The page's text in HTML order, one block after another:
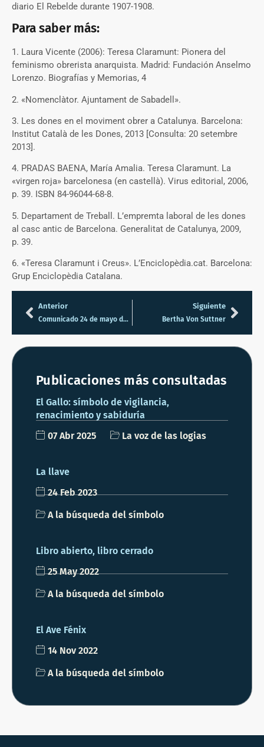
diario El Rebelde durante 1907-1908.
Para saber más:
1. Laura Vicente (2006): Teresa Claramunt: Pionera del
feminismo obrerista anarquista. Madrid: Fundación Anselmo
Lorenzo. Biografías y Memorias, 4
2. «Nomenclàtor. Ajuntament de Sabadell».
3. Les dones en el moviment obrer a Catalunya. Barcelona:
Institut Català de les Dones, 2013 [Consulta: 20 setembre
2013].
4. PRADAS BAENA, María Amalia. Teresa Claramunt. La
«virgen roja» barcelonesa (en castellà). Virus editorial, 2006,
p. 39. ISBN 84-96044-68-8.
5. Departament de Treball. L’empremta laboral de les dones
al casc antic de Barcelona. Generalitat de Catalunya, 2009,
p. 39.
6. «Teresa Claramunt i Creus». L’Enciclopèdia.cat. Barcelona:
Grup Enciclopèdia Catalana.
Anterior
Comunicado 24 de mayo de la GLFE
Siguiente
Bertha Von Suttner
Publicaciones más consultadas
El Gallo: símbolo de vigilancia,
renacimiento y sabiduría
07 Abr 2025
La voz de las logias
La llave
24 Feb 2023
A la búsqueda del símbolo
Libro abierto, libro cerrado
25 May 2022
A la búsqueda del símbolo
El Ave Fénix
14 Nov 2022
A la búsqueda del símbolo